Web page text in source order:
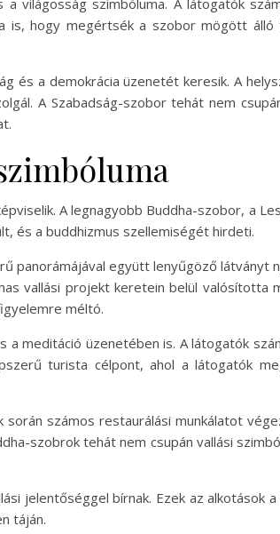
is, hogy megértsék a szobor mögött
és a demokrácia üzenetét keresik. A
A Szabadság-szobor tehát nem
A legnagyobb Buddha-szobor, a
és a buddhizmus szellemiségét hirdeti.
panorámájával együtt lenyűgöző látványt
vallási projekt keretein belül valósította
méltó.
a meditáció üzenetében is. A látogatók
turista célpont, ahol a látogatók
számos restaurálási munkálatot
szobrok tehát nem csupán vallási
jelentőséggel bírnak. Ezek az alkotások
táján.